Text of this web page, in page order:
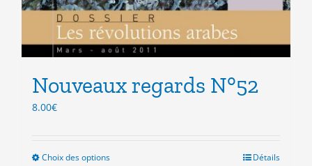
Nouveaux regards N°52
8.00€
Choix des optionsCe
Détails